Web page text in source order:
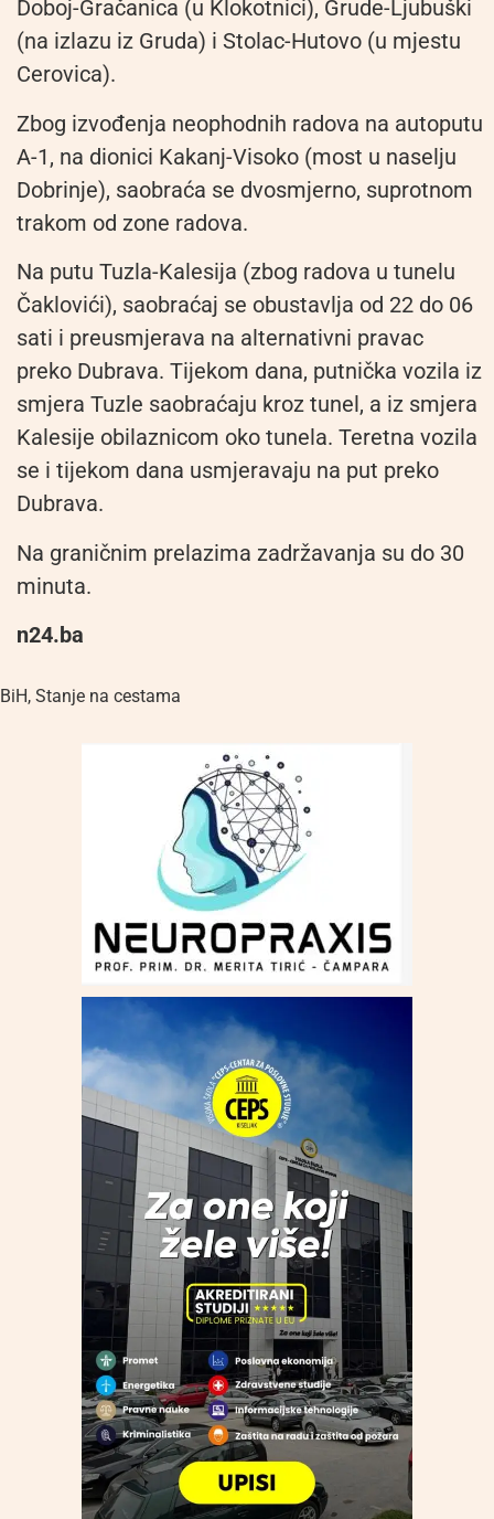
Doboj-Gračanica (u Klokotnici), Grude-Ljubuški
(na izlazu iz Gruda) i Stolac-Hutovo (u mjestu
Cerovica).
Zbog izvođenja neophodnih radova na autoputu
A-1, na dionici Kakanj-Visoko (most u naselju
Dobrinje), saobraća se dvosmjerno, suprotnom
trakom od zone radova.
Na putu Tuzla-Kalesija (zbog radova u tunelu
Čaklovići), saobraćaj se obustavlja od 22 do 06
sati i preusmjerava na alternativni pravac
preko Dubrava. Tijekom dana, putnička vozila iz
smjera Tuzle saobraćaju kroz tunel, a iz smjera
Kalesije obilaznicom oko tunela. Teretna vozila
se i tijekom dana usmjeravaju na put preko
Dubrava.
Na graničnim prelazima zadržavanja su do 30
minuta.
n24.ba
BiH, Stanje na cestama